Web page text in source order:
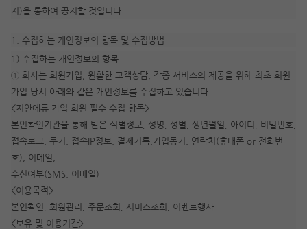
지)을 통하여 공지할 것입니다.
1. 수집하는 개인정보의 항목 및 수집방법
1) 수집하는 개인정보의 항목
① 회사는 회원가입, 원활한 고객상담, 각종 서비스의 제공을 위해 최초 회원
가입 당시 아래와 같은 개인정보를 수집하고 있습니다.
<지안에듀 가입 회원 필수 수집 항목>
본인확인기관을 통해 받은 식별정보, 성명, 성별, 생년월일, 아이디, 비밀번호,
접속로그, 쿠기, 접속IP정보, 결제기록,가입동기, 연락처(휴대폰 or 전화번
호), 이메일,
수신여부(SMS, 이메일)
<이용목적>
본인확인, 회원관리, 주문조회, 서비스조회, 이벤트행사
<보유 및 이용기간>